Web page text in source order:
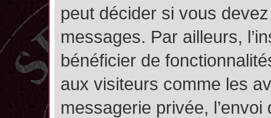
peut décider si vous
messages. Par ailleurs,
bénéficier de
aux visiteurs comme les
messagerie privée,